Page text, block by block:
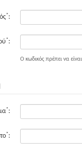
*:
*:
Ο κωδικός πρέπει να
*:
*: